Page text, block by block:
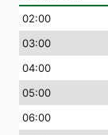
02:00
03:00
04:00
05:00
06:00